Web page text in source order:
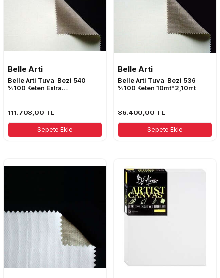
Belle Arti
Belle Arti Tuval Bezi 540
%100 Keten Extra
111.708,00 TL
Sepete Ekle
Belle Arti
Belle Arti Tuval Bezi 536
%100 Keten 10mt*2,10mt
86.400,00 TL
Sepete Ekle